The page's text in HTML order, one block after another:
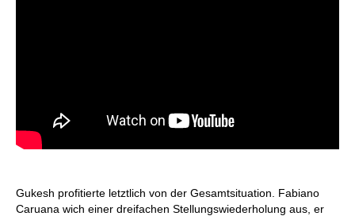
Gukesh profitierte letztlich von der Gesamtsituation. Fabiano
Caruana wich einer dreifachen Stellungswiederholung aus, er